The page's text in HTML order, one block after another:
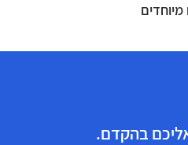
מיוחדים
בהקדם.